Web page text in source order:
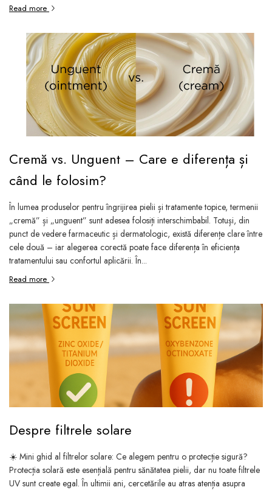
Read more
Cremă vs. Unguent – Care e diferența și
când le folosim?
În lumea produselor pentru îngrijirea pielii și tratamente topice, termenii
„cremă” și „unguent” sunt adesea folosiți interschimbabil. Totuși, din
punct de vedere farmaceutic și dermatologic, există diferențe clare între
cele două – iar alegerea corectă poate face diferența în eficiența
tratamentului sau confortul aplicării. În...
Read more
Despre filtrele solare
☀️ Mini ghid al filtrelor solare: Ce alegem pentru o protecție sigură?
Protecția solară este esențială pentru sănătatea pielii, dar nu toate filtrele
UV sunt create egal. În ultimii ani, cercetările au atras atenția asupra